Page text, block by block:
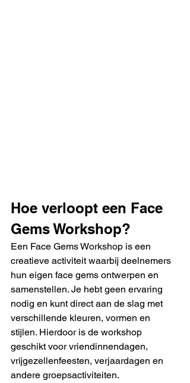
Hoe verloopt een Face
Gems Workshop?
Een Face Gems Workshop is een
creatieve activiteit waarbij deelnemers
hun eigen face gems ontwerpen en
samenstellen. Je hebt geen ervaring
nodig en kunt direct aan de slag met
verschillende kleuren, vormen en
stijlen. Hierdoor is de workshop
geschikt voor vriendinnendagen,
vrijgezellenfeesten, verjaardagen en
andere groepsactiviteiten.